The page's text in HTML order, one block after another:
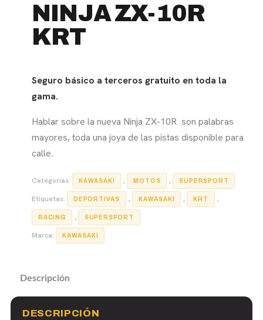
NINJA ZX-10R
KRT
Seguro básico a terceros gratuito en toda la
gama.
Hablar sobre la nueva Ninja ZX-10R son palabras
mayores, toda una joya de las pistas disponible para
calle.
Categorías: KAWASAKI , MOTOS , SUPERSPORT
Etiquetas: DEPORTIVAS , KAWASAKI , KRT ,
RACING , SUPERSPORT
Marca: KAWASAKI
Descripción
DESCRIPCIÓN